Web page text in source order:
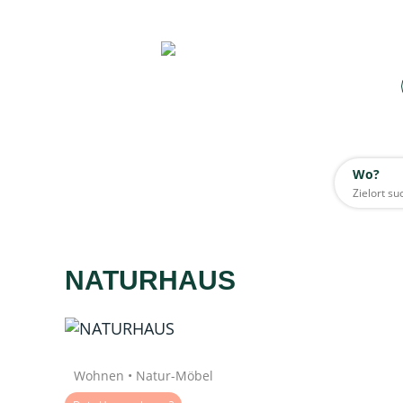
Wo?
Wo?
Daten werden geladen
NATURHAUS
Wohnen • Natur-Möbel